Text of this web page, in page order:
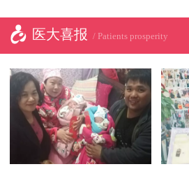
医大喜报 / Patients prosperity